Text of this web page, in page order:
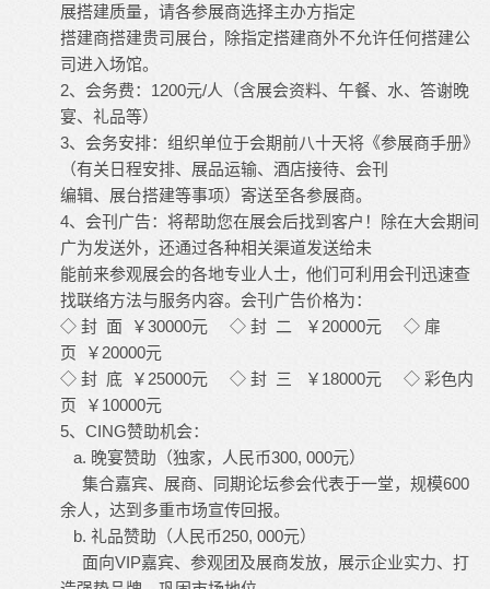
展搭建质量，请各参展商选择主办方指定
搭建商搭建贵司展台，除指定搭建商外不允许任何搭建公
司进入场馆。
2、会务费：1200元/人（含展会资料、午餐、水、答谢晚
宴、礼品等）
3、会务安排：组织单位于会期前八十天将《参展商手册》
（有关日程安排、展品运输、酒店接待、会刊
编辑、展台搭建等事项）寄送至各参展商。
4、会刊广告：将帮助您在展会后找到客户！除在大会期间
广为发送外，还通过各种相关渠道发送给未
能前来参观展会的各地专业人士，他们可利用会刊迅速查
找联络方法与服务内容。会刊广告价格为：
◇ 封 面 ￥30000元 ◇ 封 二 ￥20000元 ◇ 扉
页 ￥20000元
◇ 封 底 ￥25000元 ◇ 封 三 ￥18000元 ◇ 彩色内
页 ￥10000元
5、CING赞助机会：
a. 晚宴赞助（独家，人民币300, 000元）
集合嘉宾、展商、同期论坛参会代表于一堂，规模600
余人，达到多重市场宣传回报。
b. 礼品赞助（人民币250, 000元）
面向VIP嘉宾、参观团及展商发放，展示企业实力、打